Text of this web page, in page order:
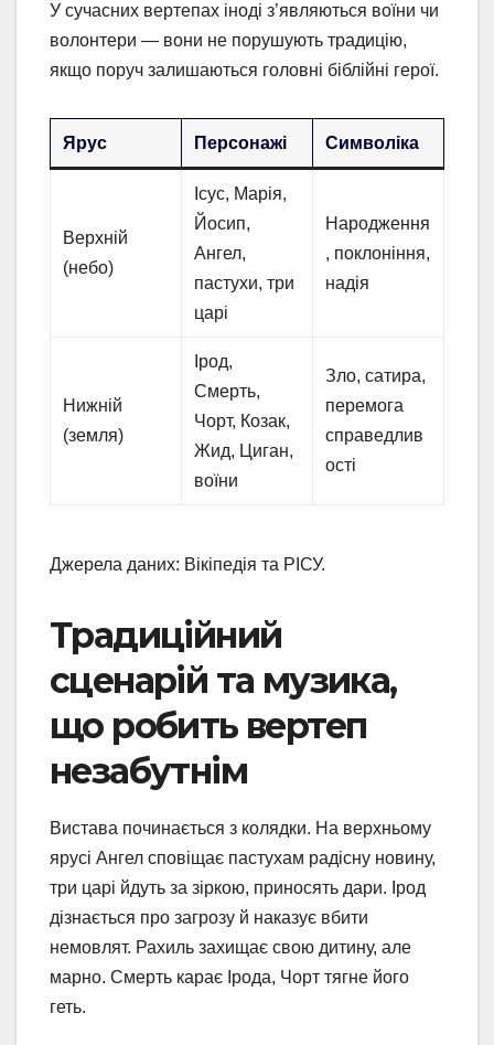
У сучасних вертепах іноді з’являються воїни чи
волонтери — вони не порушують традицію,
якщо поруч залишаються головні біблійні герої.
Ярус Персонажі Символіка
Верхній
(небо)
Ісус, Марія,
Йосип,
Ангел,
пастухи, три
царі
Народження
, поклоніння,
надія
Нижній
(земля)
Ірод,
Смерть,
Чорт, Козак,
Жид, Циган,
воїни
Зло, сатира,
перемога
справедлив
ості
Джерела даних: Вікіпедія та РІСУ.
Традиційний
сценарій та музика,
що робить вертеп
незабутнім
Вистава починається з колядки. На верхньому
ярусі Ангел сповіщає пастухам радісну новину,
три царі йдуть за зіркою, приносять дари. Ірод
дізнається про загрозу й наказує вбити
немовлят. Рахиль захищає свою дитину, але
марно. Смерть карає Ірода, Чорт тягне його
геть.